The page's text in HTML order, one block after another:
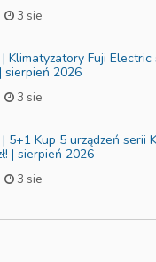
3 sie
| Klimatyzatory Fuji
sierpień 2026
3 sie
| 5+1 Kup 5 urządzeń serii
| sierpień 2026
3 sie